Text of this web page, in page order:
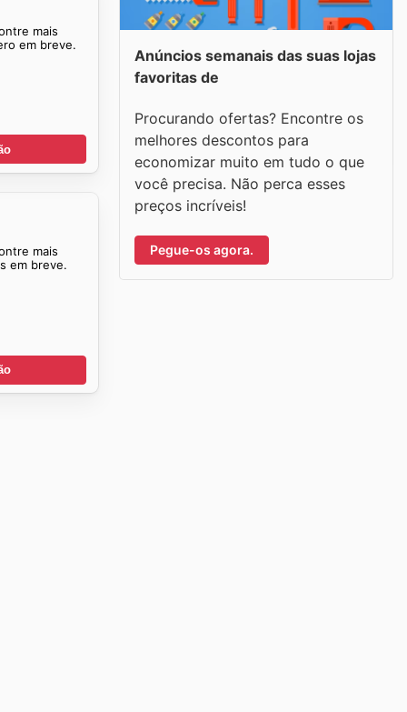
mais
em breve.
mais
em breve.
Anúncios semanais das suas lojas
favoritas de
Procurando ofertas? Encontre os
melhores descontos para
economizar muito em tudo o que
você precisa. Não perca esses
preços incríveis!
Pegue-os agora.